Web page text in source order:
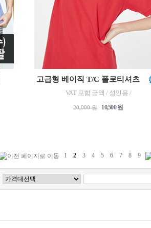
고급형 베이직 T/C 폴로티셔츠
VAT 포함 금액 / 성인용 /
20,000 원 10,500 원
1 2 3 4 5 6 7 8 9